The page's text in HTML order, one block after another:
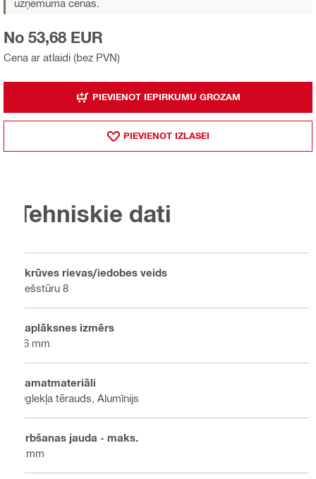
uzņēmuma cenas.
Cena ar atlaidi (bez PVN)
No 53,68 EUR
PIEVIENOT IEPIRKUMU GROZAM
PIEVIENOT IZLASEI
Tehniskie dati
Skrūves rievas/iedobes veids
Sešstūru 8
Paplāksnes izmērs
16 mm
Pamatmateriāli
Oglekļa tērauds, Alumīnijs
Urbšanas jauda - maks.
6 mm